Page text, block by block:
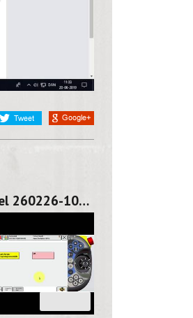
IRC5 vis variabel 260226-1045